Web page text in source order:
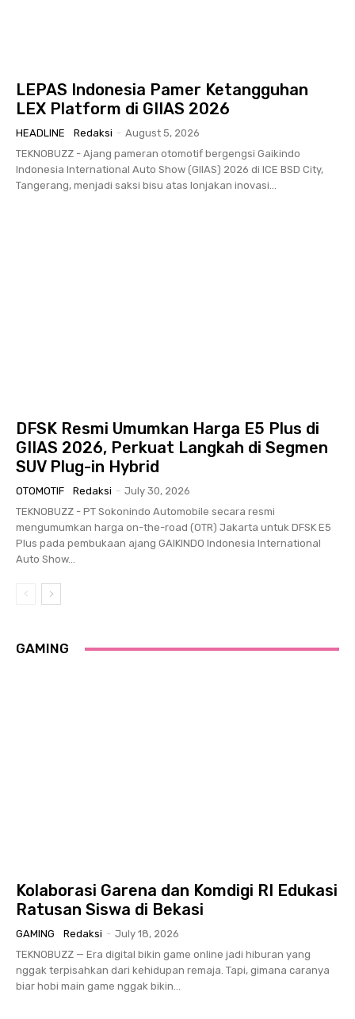
LEPAS Indonesia Pamer Ketangguhan
LEX Platform di GIIAS 2026
HEADLINE Redaksi - August 5, 2026
TEKNOBUZZ - Ajang pameran otomotif bergengsi Gaikindo
Indonesia International Auto Show (GIIAS) 2026 di ICE BSD City,
Tangerang, menjadi saksi bisu atas lonjakan inovasi...
DFSK Resmi Umumkan Harga E5 Plus di
GIIAS 2026, Perkuat Langkah di Segmen
SUV Plug-in Hybrid
OTOMOTIF Redaksi - July 30, 2026
TEKNOBUZZ - PT Sokonindo Automobile secara resmi
mengumumkan harga on-the-road (OTR) Jakarta untuk DFSK E5
Plus pada pembukaan ajang GAIKINDO Indonesia International
Auto Show...
GAMING
Kolaborasi Garena dan Komdigi RI Edukasi
Ratusan Siswa di Bekasi
GAMING Redaksi - July 18, 2026
TEKNOBUZZ — Era digital bikin game online jadi hiburan yang
nggak terpisahkan dari kehidupan remaja. Tapi, gimana caranya
biar hobi main game nggak bikin...